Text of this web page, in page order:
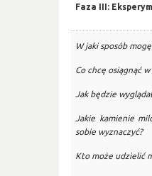
Faza III:
W jaki sposób
Co chcę osiągnąć
Jak będzie
Jakie kamienie
sobie wyznaczyć?
Kto może udzielić